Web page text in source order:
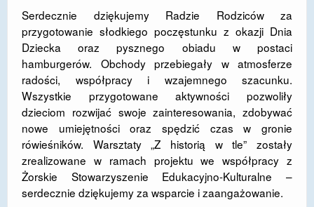
Serdecznie dziękujemy Radzie Rodziców za
przygotowanie słodkiego poczęstunku z okazji Dnia
Dziecka oraz pysznego obiadu w postaci
hamburgerów. Obchody przebiegały w atmosferze
radości, współpracy i wzajemnego szacunku.
Wszystkie przygotowane aktywności pozwoliły
dzieciom rozwijać swoje zainteresowania, zdobywać
nowe umiejętności oraz spędzić czas w gronie
rówieśników. Warsztaty „Z historią w tle” zostały
zrealizowane w ramach projektu we współpracy z
Żorskie Stowarzyszenie Edukacyjno-Kulturalne –
serdecznie dziękujemy za wsparcie i zaangażowanie.